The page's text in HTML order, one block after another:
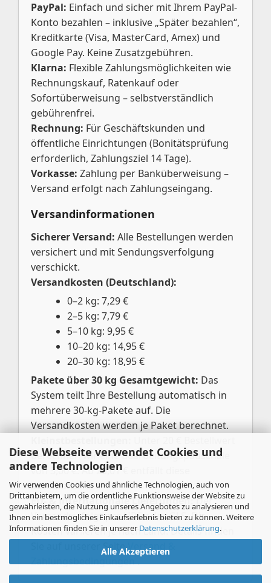
Diese Webseite verwendet Cookies und
andere Technologien
Wir verwenden Cookies und ähnliche Technologien, auch von
Drittanbietern, um die ordentliche Funktionsweise der Website zu
gewährleisten, die Nutzung unseres Angebotes zu analysieren und
Ihnen ein bestmögliches Einkaufserlebnis bieten zu können. Weitere
Informationen finden Sie in unserer Datenschutzerklärung.
Alle Akzeptieren
PayPal: Einfach und sicher mit Ihrem PayPal-
Konto bezahlen – inklusive „Später bezahlen“,
Kreditkarte (Visa, MasterCard, Amex) und
Google Pay. Keine Zusatzgebühren.
Klarna: Flexible Zahlungsmöglichkeiten wie
Rechnungskauf, Ratenkauf oder
Sofortüberweisung – selbstverständlich
gebührenfrei.
Rechnung: Für Geschäftskunden und
öffentliche Einrichtungen (Bonitätsprüfung
erforderlich, Zahlungsziel 14 Tage).
Vorkasse: Zahlung per Banküberweisung –
Versand erfolgt nach Zahlungseingang.
Versandinformationen
Sicherer Versand: Alle Bestellungen werden
versichert und mit Sendungsverfolgung
verschickt.
Versandkosten (Deutschland):
0–2 kg: 7,29 €
2–5 kg: 7,79 €
5–10 kg: 9,95 €
10–20 kg: 14,95 €
20–30 kg: 18,95 €
Pakete über 30 kg Gesamtgewicht: Das
System teilt Ihre Bestellung automatisch in
mehrere 30-kg-Pakete auf. Die
Versandkosten werden je Paket berechnet.
berechnen wir eine Bearbeitungspauschale
von 3,00 €. Ab 20,01 € entfällt diese
automatisch.
EU- & internationale Lieferungen:Der
Versand erfolgt per UPS oder GLS. Die
Kosten variieren je nach Land. Details finden
Sie auf unserer Seite Versand &
Zahlungsbedingungen.